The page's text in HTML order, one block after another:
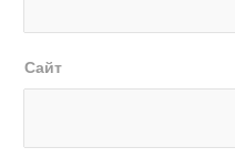
Сайт